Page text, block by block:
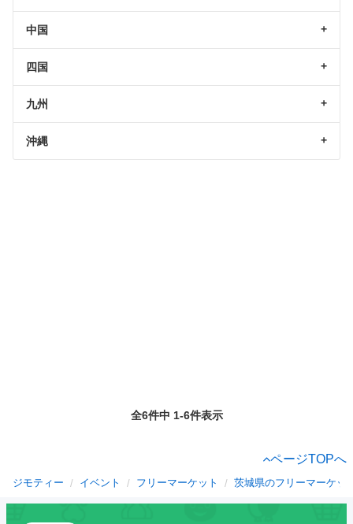
中国
四国
九州
沖縄
全6件中 1-6件表示
ページTOPへ
ジモティー イベント フリーマーケット 茨城県のフリーマーケッ